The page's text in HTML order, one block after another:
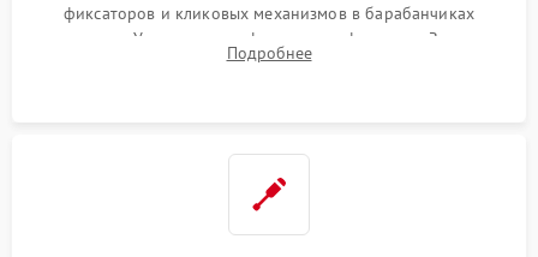
фиксаторов и кликовых механизмов в барабанчиках
поправок. Устранение люфтов в трансфокаторе. Замена
поврежденных линз, разбитой сетки или восстановление
Подробнее